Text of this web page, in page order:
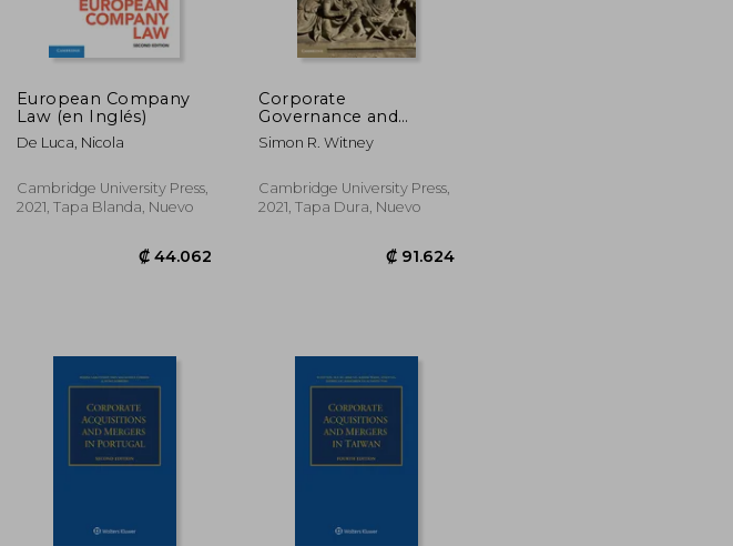
European Company
Law (en Inglés)
De Luca, Nicola
Cambridge University Press,
2021, Tapa Blanda, Nuevo
Corporate
Governance and
Responsible
Investment in Private
Corporate law and
Financial Market
Simon R. Witney
Cambridge University Press,
2021, Tapa Dura, Nuevo